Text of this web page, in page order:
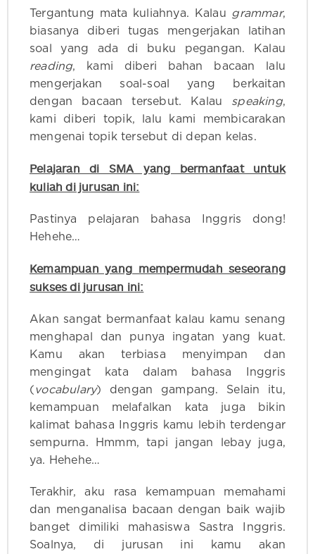
Tergantung mata kuliahnya. Kalau grammar,
biasanya diberi tugas mengerjakan latihan
soal yang ada di buku pegangan. Kalau
reading, kami diberi bahan bacaan lalu
mengerjakan soal-soal yang berkaitan
dengan bacaan tersebut. Kalau speaking,
kami diberi topik, lalu kami membicarakan
mengenai topik tersebut di depan kelas.
Pelajaran di SMA yang bermanfaat untuk
kuliah di jurusan ini:
Pastinya pelajaran bahasa Inggris dong!
Hehehe…
Kemampuan yang mempermudah seseorang
sukses di jurusan ini:
Akan sangat bermanfaat kalau kamu senang
menghapal dan punya ingatan yang kuat.
Kamu akan terbiasa menyimpan dan
mengingat kata dalam bahasa Inggris
(vocabulary) dengan gampang. Selain itu,
kemampuan melafalkan kata juga bikin
kalimat bahasa Inggris kamu lebih terdengar
sempurna. Hmmm, tapi jangan lebay juga,
ya. Hehehe…
Terakhir, aku rasa kemampuan memahami
dan menganalisa bacaan dengan baik wajib
banget dimiliki mahasiswa Sastra Inggris.
Soalnya, di jurusan ini kamu akan